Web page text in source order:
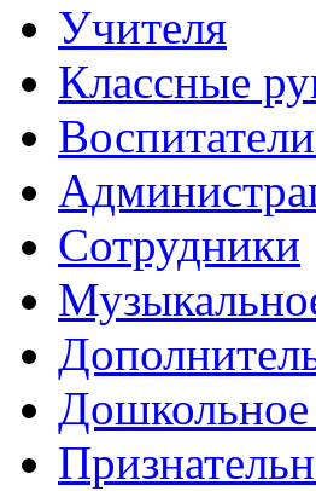
Учителя
Классные
Сотрудники
Дошкольное